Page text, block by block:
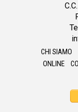
CHI SIAMO
ONLINE